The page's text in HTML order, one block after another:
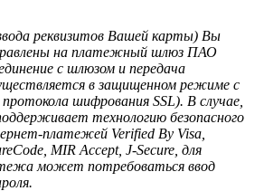
реквизитов Вашей карты) Вы
на платежный шлюз ПАО
с шлюзом и передача
в защищенном режиме с
протокола шифрования SSL). В случае,
технологию безопасного
платежей Verified By Visa,
MIR Accept, J-Secure, для
может потребоваться ввод